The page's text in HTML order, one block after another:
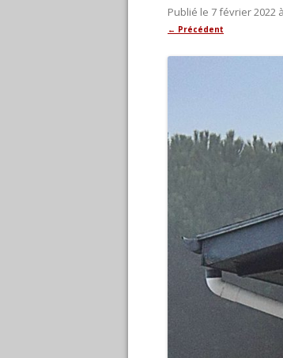
Publié le 7 février 2022 à
← Précédent